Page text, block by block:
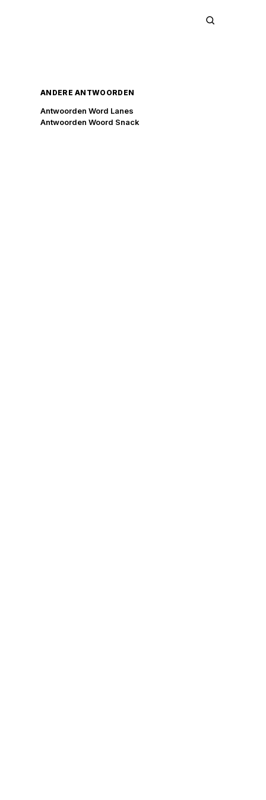
ANDERE ANTWOORDEN
Antwoorden Word Lanes
Antwoorden Woord Snack